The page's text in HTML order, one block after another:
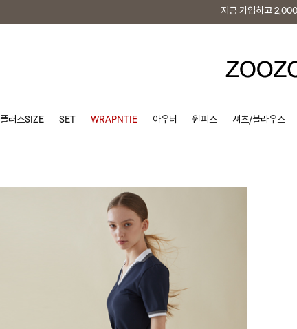
지금 가입하고
플러스SIZE SET WRAPNTIE 아우터 원피스 셔츠/블라우스